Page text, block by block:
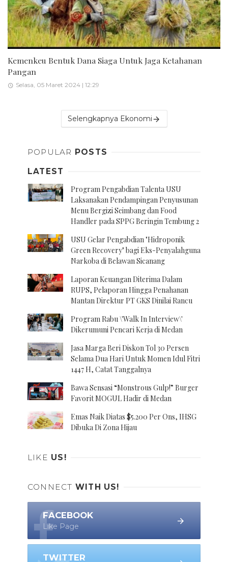
Kemenkeu Bentuk Dana Siaga Untuk Jaga Ketahanan
Pangan
Selasa, 05 Maret 2024 | 12:29
Selengkapnya Ekonomi
POPULAR POSTS
LATEST
Program Pengabdian Talenta USU
Laksanakan Pendampingan Penyusunan
Menu Bergizi Seimbang dan Food
Handler pada SPPG Beringin Tembung 2
USU Gelar Pengabdian "Hidroponik
Green Recovery" bagi Eks-Penyalahguna
Narkoba di Belawan Sicanang
Laporan Keuangan Diterima Dalam
RUPS, Pelaporan Hingga Penahanan
Mantan Direktur PT GKS Dinilai Rancu
Program Rabu \'Walk In Interview\'
Dikerumuni Pencari Kerja di Medan
Jasa Marga Beri Diskon Tol 30 Persen
Selama Dua Hari Untuk Momen Idul Fitri
1447 H, Catat Tanggalnya
Bawa Sensasi “Monstrous Gulp!” Burger
Favorit MOGUL Hadir di Medan
Emas Naik Diatas $5.200 Per Ons, IHSG
Dibuka Di Zona Hijau
LIKE US!
CONNECT WITH US!
FACEBOOK
Like Page
TWITTER